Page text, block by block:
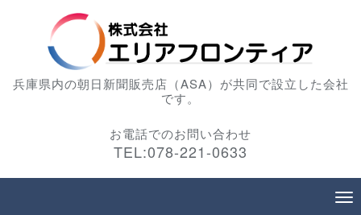
兵庫県内の朝日新聞販売店（ASA）が共同で設立した会社
です。
お電話でのお問い合わせ
TEL:078-221-0633